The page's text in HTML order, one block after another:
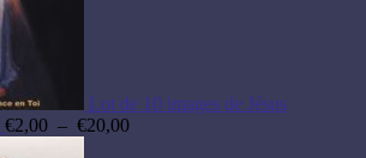
Lot de 10 images de Jésus
€2,00 – €20,00Plage